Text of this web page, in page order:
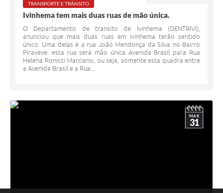
TRANSPORTE E TRÂNSITO
Ivinhema tem mais duas ruas de mão única.
O Departamento de transito de Ivinhema (DENTRIVI),
anunciou que mais duas ruas em Ivinhema terão sentido
único. Uma delas é a rua João Mendonça da Silva no Bairro
Piraveve: esta rua será mão única Avenida Brasil para Rua
Helena Ronicci Marciano, ou seja, somente esta quadra entre
a Avenida Brasil e a Rua...
MAR
31